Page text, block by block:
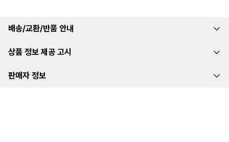
배송/교환/반품 안내
상품 정보 제공 고시
판매자 정보